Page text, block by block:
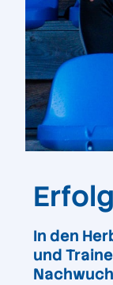
In den
und